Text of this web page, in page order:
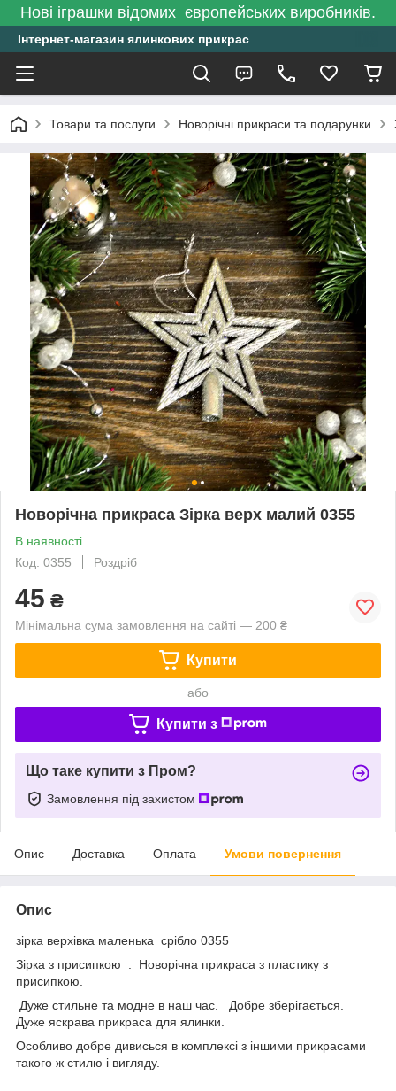
Нові іграшки відомих європейських виробників.
Інтернет-магазин ялинкових прикрас
Товари та послуги Новорічні прикраси та подарунки
Новорічна прикраса Зірка верх малий 0355
В наявності
Код: 0355
Роздріб
45 ₴
Мінімальна сума замовлення на сайті — 200 ₴
Купити
або
Купити з
Що таке купити з Пром?
Замовлення під захистом
Опис Доставка Оплата Умови повернення
Опис
зірка верхівка маленька срібло 0355
Зірка з присипкою . Новорічна прикраса з пластику з
присипкою.
Дуже стильне та модне в наш час. Добре зберігається.
Дуже яскрава прикраса для ялинки.
Особливо добре дивисься в комплексі з іншими прикрасами
такого ж стилю і вигляду.